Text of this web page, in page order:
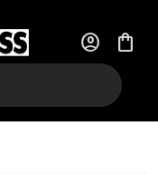
account_circle
shopping_bag